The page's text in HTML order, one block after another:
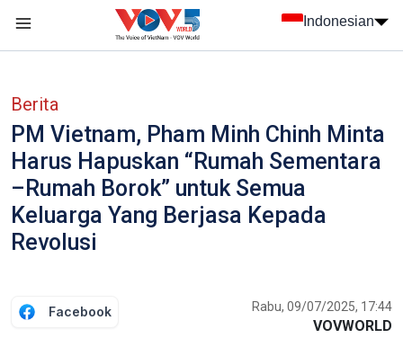
Indonesian
Berita
PM Vietnam, Pham Minh Chinh Minta
Harus Hapuskan “Rumah Sementara
–Rumah Borok” untuk Semua
Keluarga Yang Berjasa Kepada
Revolusi
Facebook Rabu, 09/07/2025, 17:44
VOVWORLD